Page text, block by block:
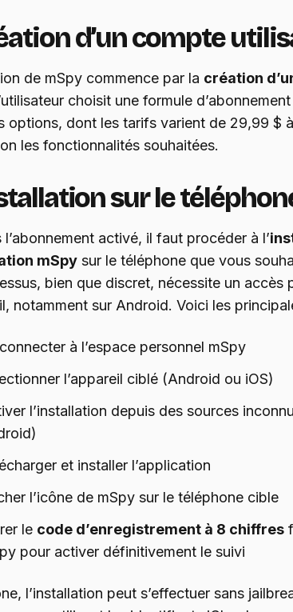
d’un compte
de mSpy commence par la création
choisit une formule
options, dont les tarifs varient de 29,99 $
les fonctionnalités souhaitées.
sur le
l’abonnement activé, il faut procéder à l’
mSpy sur le téléphone que vous
bien que discret, nécessite un accès
notamment sur Android. Voici les
à l’espace personnel mSpy
l’appareil ciblé (Android ou iOS)
l’installation depuis des sources
et installer l’application
l’icône de mSpy sur le téléphone cible
le code d’enregistrement à 8 chiffres
pour activer définitivement le suivi
l’installation peut s’effectuer sans